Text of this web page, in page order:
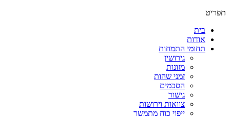
תפריט
בית
אודות
תחומי התמחות
גירושין
מזונות
זמני שהות
הסכמים
גישור
צוואות וירושות
ייפוי כוח מתמשך